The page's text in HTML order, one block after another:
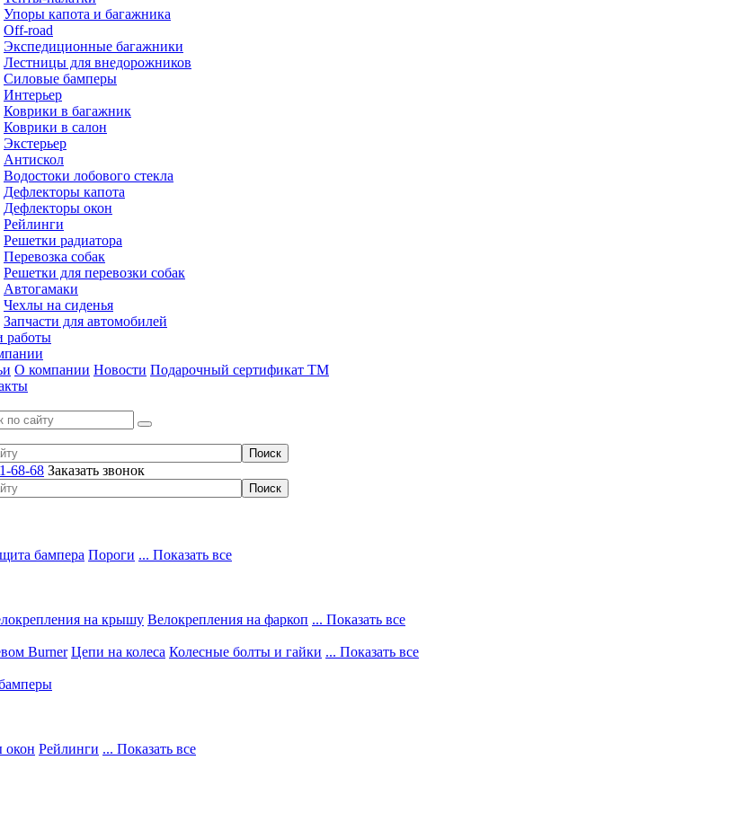
Упоры капота и багажника
Off-road
Экспедиционные багажники
Лестницы для внедорожников
Силовые бамперы
Интерьер
Коврики в багажник
Коврики в салон
Экстерьер
Антискол
Водостоки лобового стекла
Дефлекторы капота
Дефлекторы окон
Рейлинги
Решетки радиатора
Перевозка собак
Решетки для перевозки собак
Автогамаки
Чехлы на сиденья
Запчасти для автомобилей
работы
О компании Новости Подарочный сертификат ТМ
68-68 Заказать звонок
бампера Пороги ... Показать все
на крышу Велокрепления на фаркоп ... Показать все
Burner Цепи на колеса Колесные болты и гайки ... Показать все
окон Рейлинги ... Показать все